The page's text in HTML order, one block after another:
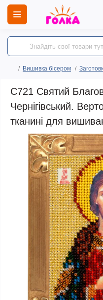
Вишивка бісером
C721 Святий
Чернігівський.
тканині для